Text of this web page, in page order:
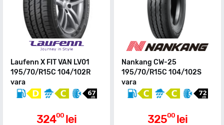
Laufenn X FIT VAN LV01
195/70/R15C 104/102R
vara
32400 lei
Nankang CW-25
195/70/R15C 104/102S
vara
32500 lei